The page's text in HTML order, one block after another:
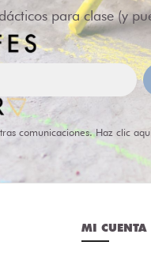
para clase (y
comunicaciones. Haz clic
MI CUENTA